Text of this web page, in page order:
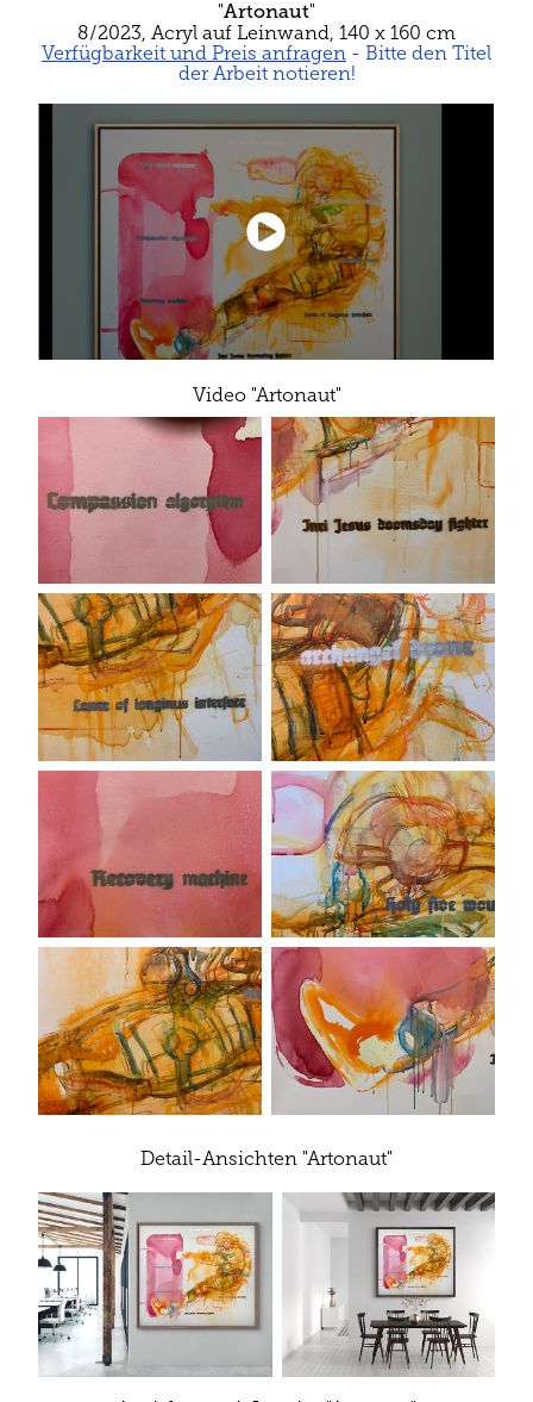
"Artonaut"
8/2023, Acryl auf Leinwand, 140 x 160 cm
Verfügbarkeit und Preis anfragen - Bitte den Titel
der Arbeit notieren!
Video "Artonaut"
Detail-Ansichten "Artonaut"